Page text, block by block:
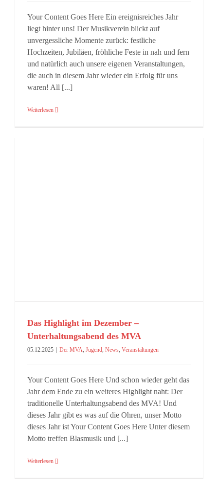
Your Content Goes Here Ein ereignisreiches Jahr
liegt hinter uns! Der Musikverein blickt auf
unvergessliche Momente zurück: festliche
Hochzeiten, Jubiläen, fröhliche Feste in nah und fern
und natürlich auch unsere eigenen Veranstaltungen,
die auch in diesem Jahr wieder ein Erfolg für uns
waren! All [...]
Weiterlesen
Das Highlight im Dezember –
Unterhaltungsabend des MVA
05.12.2025 Der MVA, Jugend, News, Veranstaltungen
Your Content Goes Here Und schon wieder geht das
Jahr dem Ende zu ein weiteres Highlight naht: Der
traditionelle Unterhaltungsabend des MVA! Und
dieses Jahr gibt es was auf die Ohren, unser Motto
dieses Jahr ist Your Content Goes Here Unter diesem
Motto treffen Blasmusik und [...]
Weiterlesen